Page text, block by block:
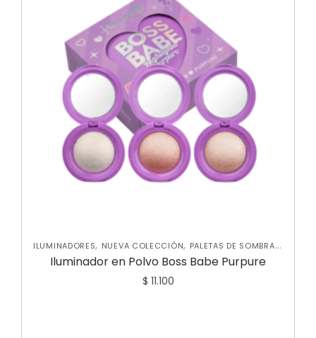
ILUMINADORES, NUEVA COLECCIÓN, PALETAS DE SOMBRAS,
PERFILADORES, ROSTRO
Iluminador en Polvo Boss Babe Purpure
$ 11.100